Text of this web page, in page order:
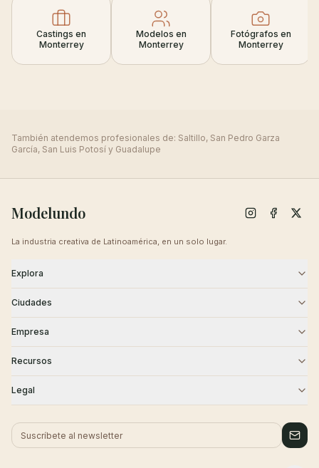
Castings en
Monterrey
Modelos en
Monterrey
Fotógrafos en
Monterrey
También atendemos profesionales de: Saltillo, San Pedro Garza
García, San Luis Potosí y Guadalupe
Modelundo
La industria creativa de Latinoamérica, en un solo lugar.
Explora
Castings Creativos
Ciudades
Monterrey Puebla
Tijuana
Empresa
Contacto Carreras
Recursos
Historias de Éxito Centro de Ayuda
Legal
Cookies